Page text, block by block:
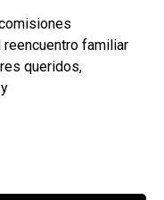
familiar
queridos,